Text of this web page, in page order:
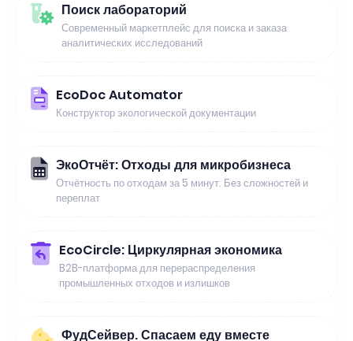
Поиск лабораторий
Современный маркетплейс для поиска и заказа
аналитических исследований
EcoDoc Automator
Конструктор экологической документации
ЭкоОтчёт: Отходы для микробизнеса
Отчётность по отходам за 5 минут. Без сложностей и
переплат
EcoCircle: Циркулярная экономика
B2B-платформа для перераспределения
промышленных отходов и излишков
ФудСейвер. Спасаем еду вместе